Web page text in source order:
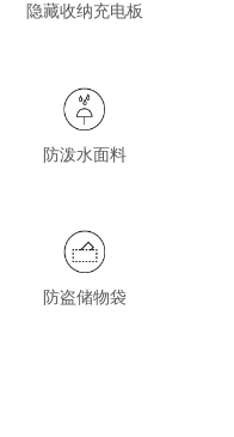
隐藏收纳充电板
防泼水面料
防盗储物袋